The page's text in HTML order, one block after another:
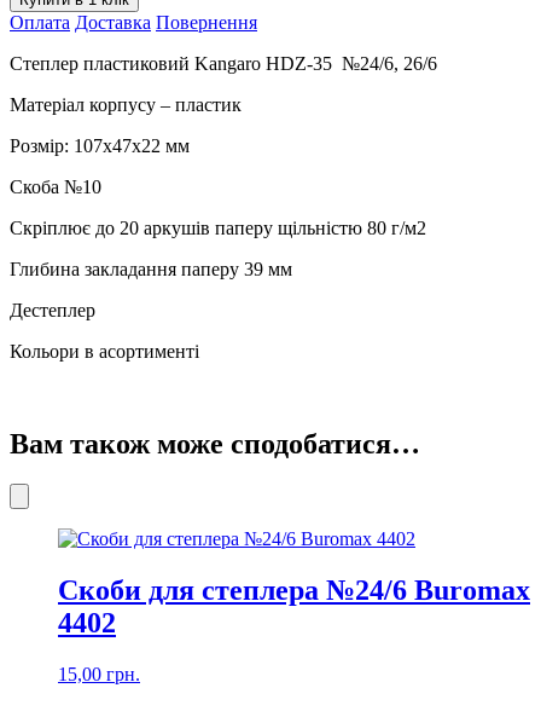
аркушів
№24/6,
кількість
Оплата Доставка Повернення
Степлер пластиковий Kangaro HDZ-35 №24/6, 26/6
Матеріал корпусу – пластик
Розмір: 107х47х22 мм
Скоба №10
Скріплює до 20 аркушів паперу щільністю 80 г/м2
Глибина закладання паперу 39 мм
Дестеплер
Кольори в асортименті
Вам також може сподобатися…
Скоби для степлера №24/6 Buromax
4402
15,00 грн.